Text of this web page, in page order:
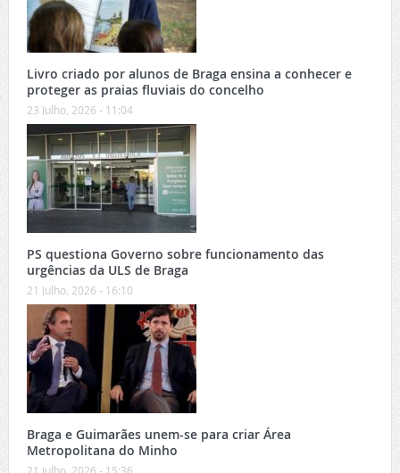
Livro criado por alunos de Braga ensina a conhecer e
proteger as praias fluviais do concelho
23 Julho, 2026 - 11:04
PS questiona Governo sobre funcionamento das
urgências da ULS de Braga
21 Julho, 2026 - 16:10
Braga e Guimarães unem-se para criar Área
Metropolitana do Minho
21 Julho, 2026 - 15:36